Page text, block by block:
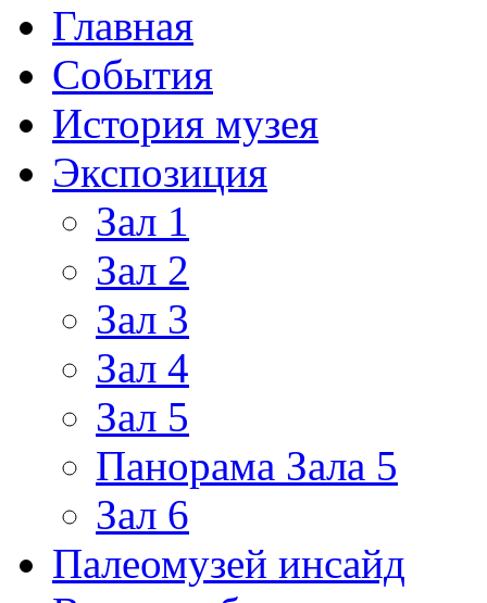
Главная
События
История музея
Экспозиция
Зал 1
Зал 2
Зал 3
Зал 4
Зал 5
Панорама Зала 5
Зал 6
Палеомузей инсайд